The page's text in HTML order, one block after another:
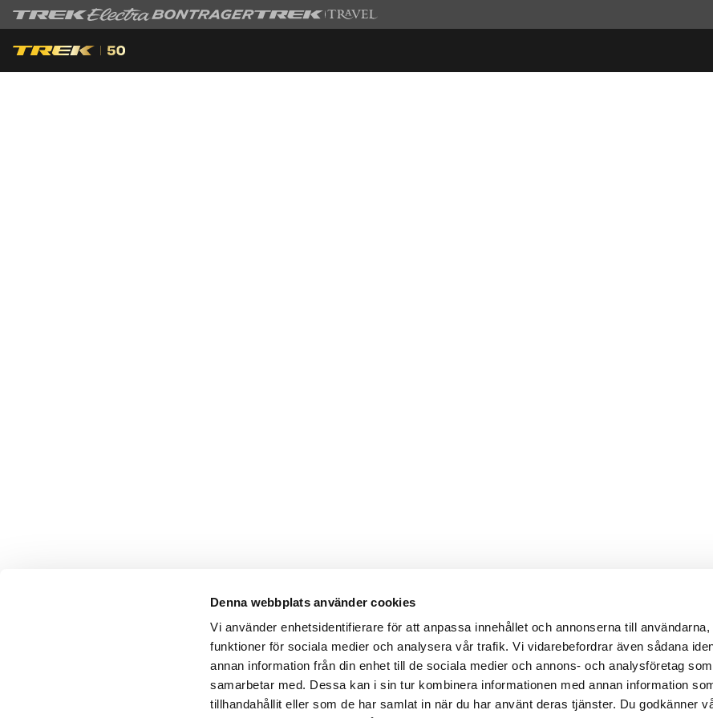
Denna webbplats använder cookies
Vi använder enhetsidentifierare för att anpassa innehållet och annonserna till användarna,
funktioner för sociala medier och analysera vår trafik. Vi vidarebefordrar även sådana
annan information från din enhet till de sociala medier och annons- och analysföretag
samarbetar med. Dessa kan i sin tur kombinera informationen med annan information
tillhandahållit eller som de har samlat in när du har använt deras tjänster. Du godkänner